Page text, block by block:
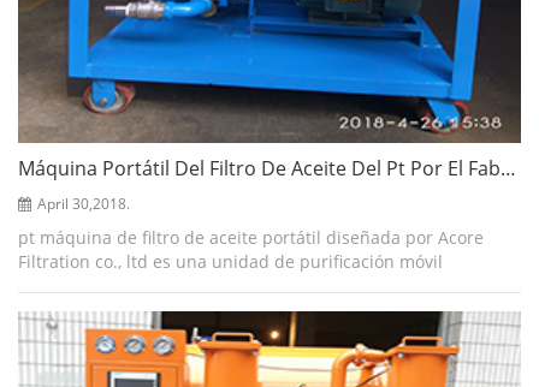
Máquina Portátil Del Filtro De Aceite Del Pt Por El Fabricante Del Purificador Del Aceite Del Acore
April 30,2018.
pt máquina de filtro de aceite portátil diseñada por Acore
Filtration co., ltd es una unidad de purificación móvil
aceites lubricantes, ace...